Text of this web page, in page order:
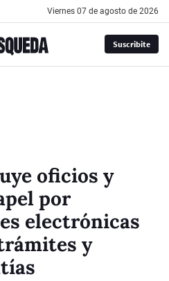
viernes 07 de agosto de 2026
Suscribite
oficios y
por
electrónicas
y